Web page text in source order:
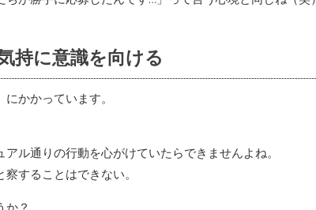
持に意識を向ける
かかっています。
ル通りの行動を心がけていたらできませんよね。
することはできない。
か？